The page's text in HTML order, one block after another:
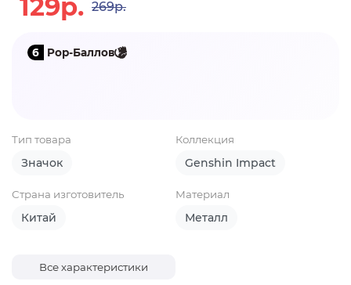
129р. 269р.
6 Pop-Баллов
Тип товара
Значок
Коллекция
Genshin Impact
Страна изготовитель
Китай
Материал
Металл
Все характеристики